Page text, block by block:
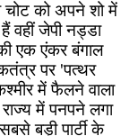
चोट को अपने शो में
वहीं जेपी नड्डा
एक एंकर बंगाल
पर 'पत्थर
में फैलने वाला
में पनपने लगा
बड़ी पार्टी के